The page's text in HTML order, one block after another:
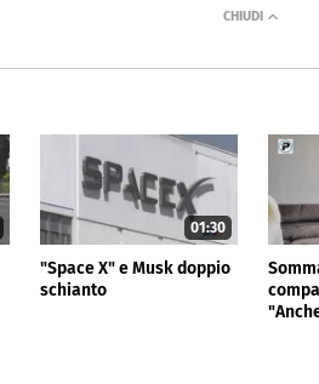
01:30
"Space X" e Musk doppio
schianto